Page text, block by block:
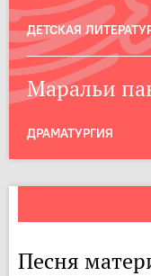
ДЕТСКАЯ
Маральи
ДРАМАТУРГИЯ
Песня